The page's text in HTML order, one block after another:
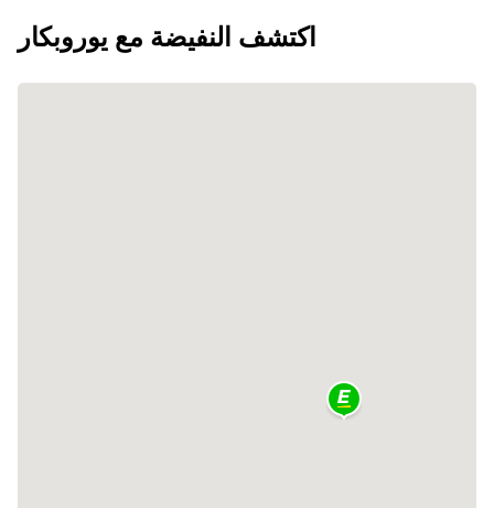
اكتشف النفيضة مع يوروبكار